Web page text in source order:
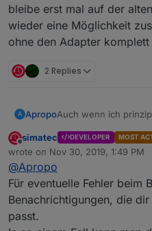
bleibe erst mal auf der
wieder eine Möglichkeit
ohne den Adapter komplett
2 Replies
A ApropoAuch wenn ich
Ich finde es schade.
Problem, dass das
tun, denn auf der
nicht funktioniert.
aber war
bleibe erst mal auf
mühsam wieder eine
habe auch ohne den
Offline
simatec DEVELOPER MOST
wrote on Nov 30, 2019, 1:49 PM
last edited by
@Apropo
Für eventuelle Fehler beim
Benachrichtigungen, die
passt.